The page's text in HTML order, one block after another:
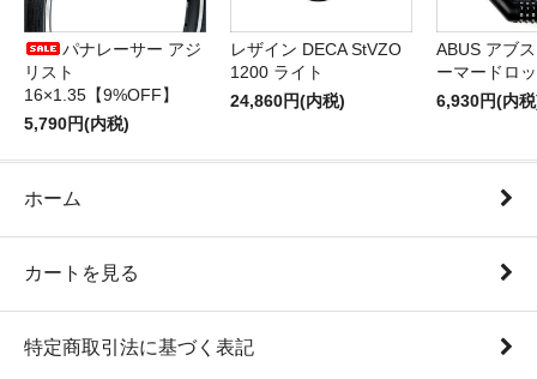
パナレーサー アジ
リスト
16×1.35【9%OFF】
5,790円(内税)
レザイン DECA StVZO
1200 ライト
24,860円(内税)
ABUS アブ
ーマードロ
6,930円(内
ホーム
カートを見る
特定商取引法に基づく表記